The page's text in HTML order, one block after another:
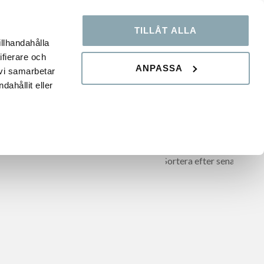
och
samarbetar
eller
TILLÅT ALLA
ANPASSA
KUNSKAPSBANK